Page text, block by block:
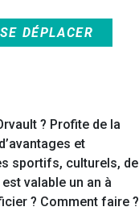
SE DÉPLACER
? Profite de la
et
sportifs, culturels, de
valable un an à
? Comment faire ?